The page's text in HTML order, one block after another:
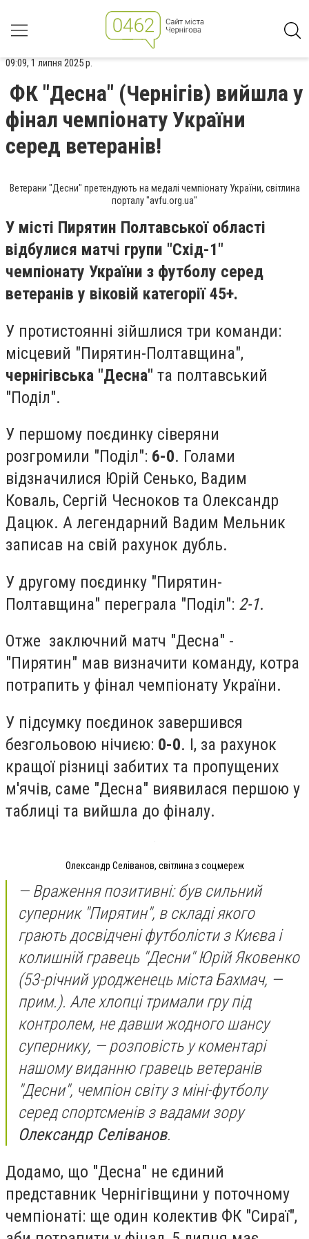
09:09, 1 липня 2025 р.
ФК "Десна" (Чернігів) вийшла у
фінал чемпіонату України
серед ветеранів!
Ветерани "Десни" претендують на медалі чемпіонату України, світлина
порталу "avfu.org.ua"
У місті Пирятин Полтавської області
відбулися матчі групи "Схід-1"
чемпіонату України з футболу серед
ветеранів у віковій категорії 45+.
У протистоянні зійшлися три команди:
місцевий "Пирятин-Полтавщина",
чернігівська "Десна" та полтавський
"Поділ".
У першому поєдинку сіверяни
розгромили "Поділ": 6-0. Голами
відзначилися Юрій Сенько, Вадим
Коваль, Сергій Чесноков та Олександр
Дацюк. А легендарний Вадим Мельник
записав на свій рахунок дубль.
У другому поєдинку "Пирятин-
Полтавщина" переграла "Поділ": 2-1.
Отже заключний матч "Десна" -
"Пирятин" мав визначити команду, котра
потрапить у фінал чемпіонату України.
У підсумку поєдинок завершився
безгольовою нічиєю: 0-0. І, за рахунок
кращої різниці забитих та пропущених
м'ячів, саме "Десна" виявилася першою у
таблиці та вийшла до фіналу.
Олександр Селіванов, світлина з соцмереж
— Враження позитивні: був сильний
суперник "Пирятин", в складі якого
грають досвідчені футболісти з Києва і
колишній гравець "Десни" Юрій Яковенко
(53-річний уродженець міста Бахмач, —
прим.). Але хлопці тримали гру під
контролем, не давши жодного шансу
супернику, — розповість у коментарі
нашому виданню гравець ветеранів
"Десни", чемпіон світу з міні-футболу
серед спортсменів з вадами зору
Олександр Селіванов.
Додамо, що "Десна" не єдиний
представник Чернігівщини у поточному
чемпіонаті: ще один колектив ФК "Сираї",